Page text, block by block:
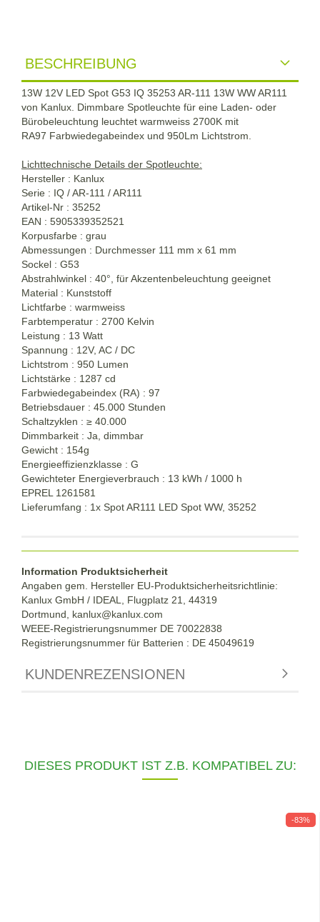
BESCHREIBUNG
13W 12V LED Spot G53 IQ 35253 AR-111 13W WW AR111
von Kanlux. Dimmbare Spotleuchte für eine Laden- oder
Bürobeleuchtung leuchtet warmweiss 2700K mit
RA97 Farbwiedegabeindex und 950Lm Lichtstrom.
Lichttechnische Details der Spotleuchte:
Hersteller : Kanlux
Serie : IQ / AR-111 / AR111
Artikel-Nr : 35252
EAN : 5905339352521
Korpusfarbe : grau
Abmessungen : Durchmesser 111 mm x 61 mm
Sockel : G53
Abstrahlwinkel : 40°, für Akzentenbeleuchtung geeignet
Material : Kunststoff
Lichtfarbe : warmweiss
Farbtemperatur : 2700 Kelvin
Leistung : 13 Watt
Spannung : 12V, AC / DC
Lichtstrom : 950 Lumen
Lichtstärke : 1287 cd
Farbwiedegabeindex (RA) : 97
Betriebsdauer : 45.000 Stunden
Schaltzyklen : ≥ 40.000
Dimmbarkeit : Ja, dimmbar
Gewicht : 154g
Energieeffizienzklasse : G
Gewichteter Energieverbrauch : 13 kWh / 1000 h
EPREL 1261581
Lieferumfang : 1x Spot AR111 LED Spot WW, 35252
Information Produktsicherheit
Angaben gem. Hersteller EU-Produktsicherheitsrichtlinie:
Kanlux GmbH / IDEAL, Flugplatz 21, 44319
Dortmund, kanlux@kanlux.com
WEEE-Registrierungsnummer DE 70022838
Registrierungsnummer für Batterien : DE 45049619
KUNDENREZENSIONEN
DIESES PRODUKT IST Z.B. KOMPATIBEL ZU:
-83%